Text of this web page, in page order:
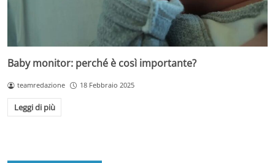
Baby monitor: perché è così importante?
teamredazione 18 Febbraio 2025
Leggi di più